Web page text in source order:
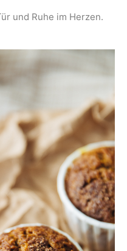
und Ruhe im Herzen.